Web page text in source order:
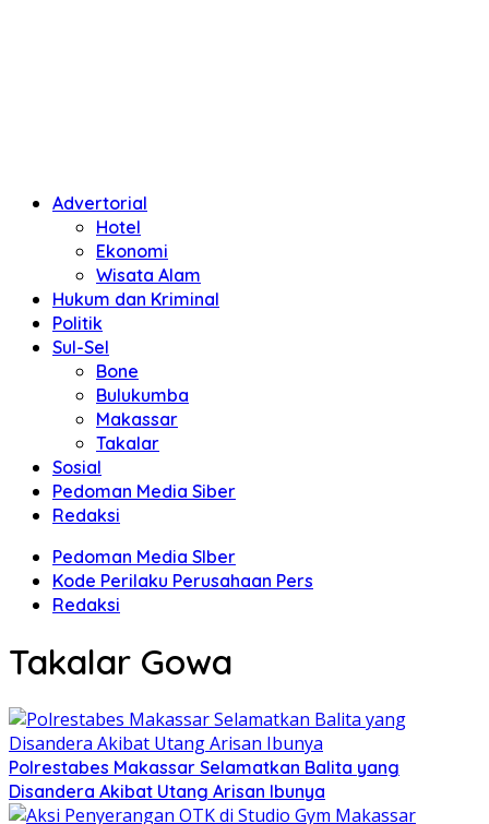
Advertorial
Hotel
Ekonomi
Wisata Alam
Hukum dan Kriminal
Politik
Sul-Sel
Bone
Bulukumba
Makassar
Takalar
Sosial
Pedoman Media Siber
Redaksi
Pedoman Media SIber
Kode Perilaku Perusahaan Pers
Redaksi
Takalar Gowa
Polrestabes Makassar Selamatkan Balita yang
Disandera Akibat Utang Arisan Ibunya